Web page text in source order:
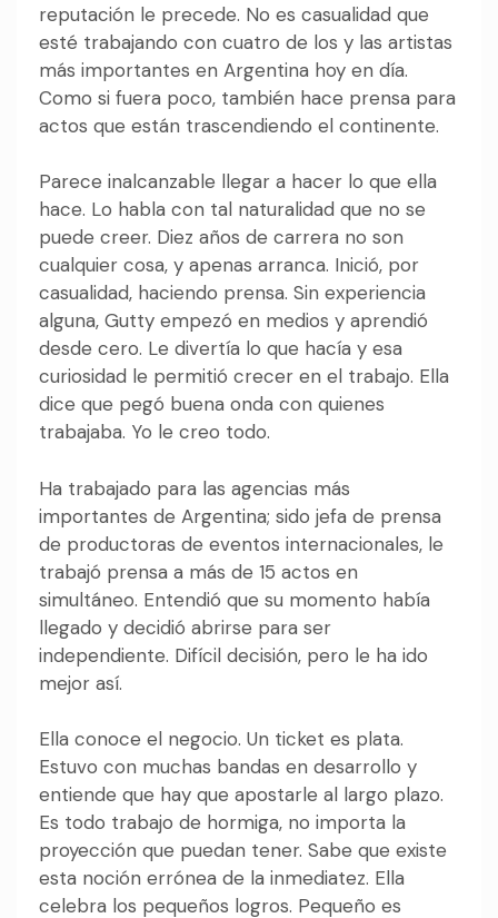
reputación le precede. No es casualidad que
esté trabajando con cuatro de los y las artistas
más importantes en Argentina hoy en día.
Como si fuera poco, también hace prensa para
actos que están trascendiendo el continente.
Parece inalcanzable llegar a hacer lo que ella
hace. Lo habla con tal naturalidad que no se
puede creer. Diez años de carrera no son
cualquier cosa, y apenas arranca. Inició, por
casualidad, haciendo prensa. Sin experiencia
alguna, Gutty empezó en medios y aprendió
desde cero. Le divertía lo que hacía y esa
curiosidad le permitió crecer en el trabajo. Ella
dice que pegó buena onda con quienes
trabajaba. Yo le creo todo.
Ha trabajado para las agencias más
importantes de Argentina; sido jefa de prensa
de productoras de eventos internacionales, le
trabajó prensa a más de 15 actos en
simultáneo. Entendió que su momento había
llegado y decidió abrirse para ser
independiente. Difícil decisión, pero le ha ido
mejor así.
Ella conoce el negocio. Un ticket es plata.
Estuvo con muchas bandas en desarrollo y
entiende que hay que apostarle al largo plazo.
Es todo trabajo de hormiga, no importa la
proyección que puedan tener. Sabe que existe
esta noción errónea de la inmediatez. Ella
celebra los pequeños logros. Pequeño es